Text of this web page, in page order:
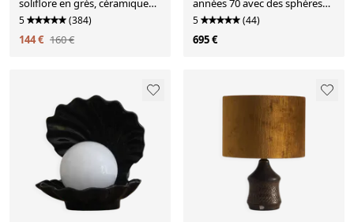
soliflore en grès, céramique
signée
5 (384)
144 € 160 €
années 70 avec des sphères
empilées.
5 (44)
695 €